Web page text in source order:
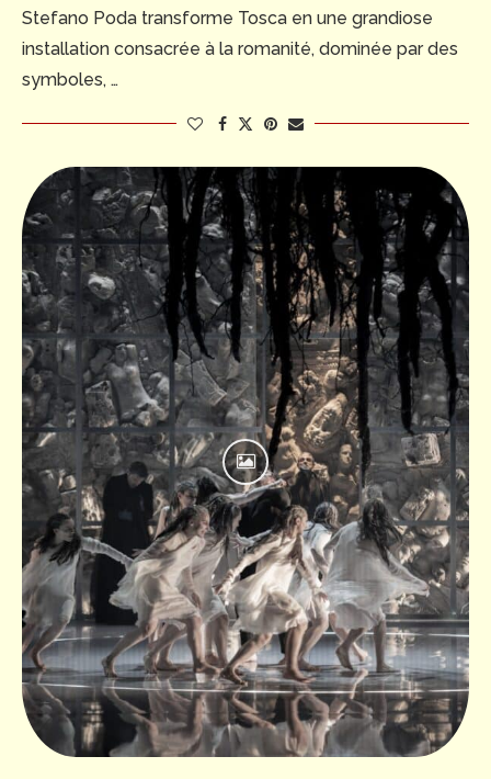
Stefano Poda transforme Tosca en une grandiose
installation consacrée à la romanité, dominée par des
symboles, …